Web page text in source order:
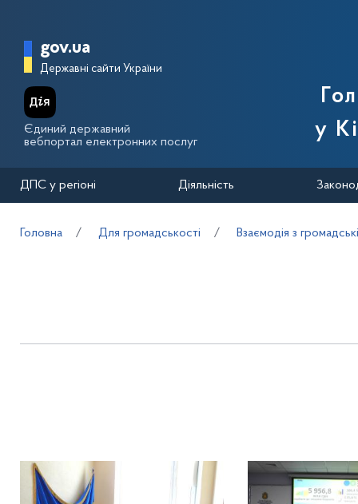
Головна сторінка Державної
gov.ua
Державні сайти України
Єдиний державний
вебпортал електронних послуг
у
ДПС у регіоні Діяльність
Головна Для громадськості Взаємодія з